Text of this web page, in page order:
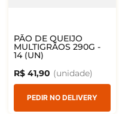
PÃO DE QUEIJO
MULTIGRÃOS 290G -
14 (UN)
R$ 41,90
PEDIR NO DELIVERY